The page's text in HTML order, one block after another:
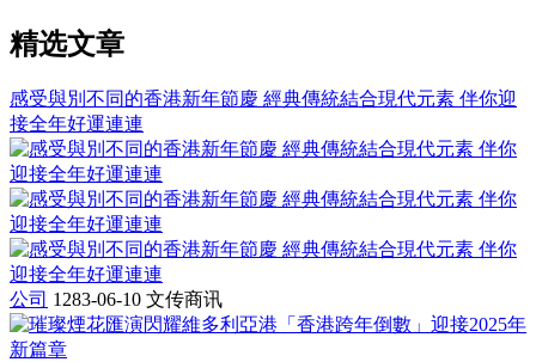
精选文章
感受與別不同的香港新年節慶 經典傳統結合現代元素 伴你迎
接全年好運連連
公司 1283-06-10 文传商讯